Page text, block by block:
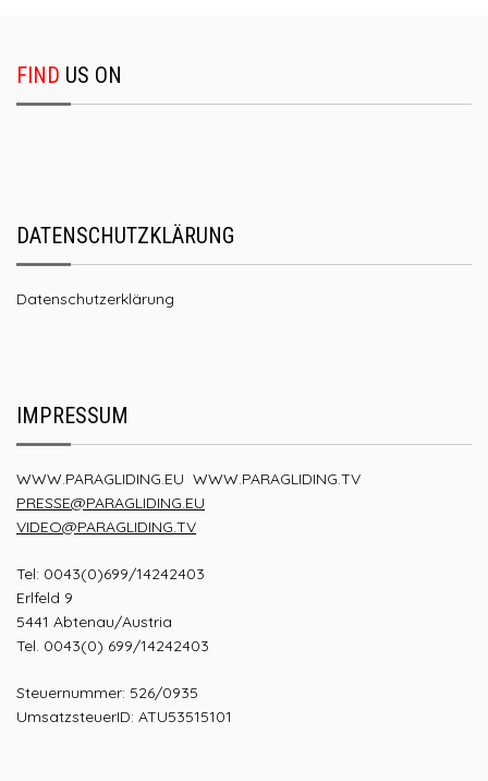
FIND US ON
DATENSCHUTZKLÄRUNG
Datenschutzerklärung
IMPRESSUM
WWW.PARAGLIDING.EU WWW.PARAGLIDING.TV
PRESSE@PARAGLIDING.EU
VIDEO@PARAGLIDING.TV
Tel: 0043(0)699/14242403
Erlfeld 9
5441 Abtenau/Austria
Tel. 0043(0) 699/14242403
Steuernummer: 526/0935
UmsatzsteuerID: ATU53515101